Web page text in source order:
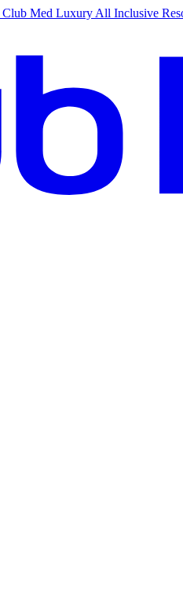
Club Med Luxury All Inclusive